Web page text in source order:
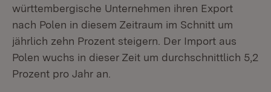
württembergische Unternehmen ihren Export
nach Polen in diesem Zeitraum im Schnitt um
jährlich zehn Prozent steigern. Der Import aus
Polen wuchs in dieser Zeit um durchschnittlich 5,2
Prozent pro Jahr an.